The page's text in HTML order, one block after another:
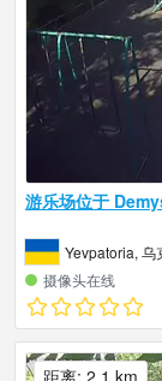
游乐场位于
Yevpatoria, 乌
摄像头在线